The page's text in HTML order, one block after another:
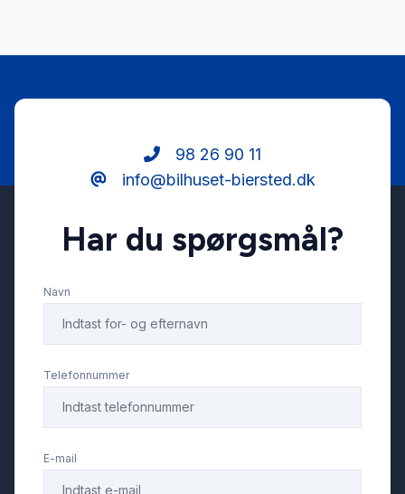
98 26 90 11
info@bilhuset-biersted.dk
Har du spørgsmål?
Navn
Telefonnummer
E-mail